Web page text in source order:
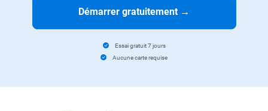
Démarrer gratuitement →
Essai gratuit 7 jours
Aucune carte requise